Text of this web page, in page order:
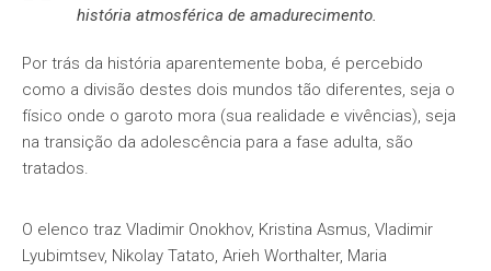
história atmosférica de amadurecimento.
Por trás da história aparentemente boba, é percebido
como a divisão destes dois mundos tão diferentes, seja o
físico onde o garoto mora (sua realidade e vivências), seja
na transição da adolescência para a fase adulta, são
tratados.
O elenco traz Vladimir Onokhov, Kristina Asmus, Vladimir
Lyubimtsev, Nikolay Tatato, Arieh Worthalter, Maria